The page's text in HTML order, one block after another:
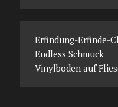
Erfindung-Erfinde-
Endless Schmuck
Vinylboden auf